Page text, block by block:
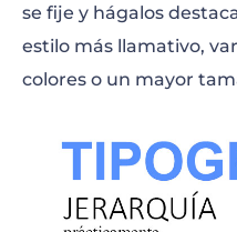
se fije y hágalos
estilo más llamativo,
colores o un mayor